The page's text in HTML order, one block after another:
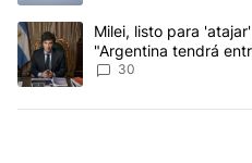
Un artículo de tendencia con el
Milei, listo para
"Argentina tendrá
30